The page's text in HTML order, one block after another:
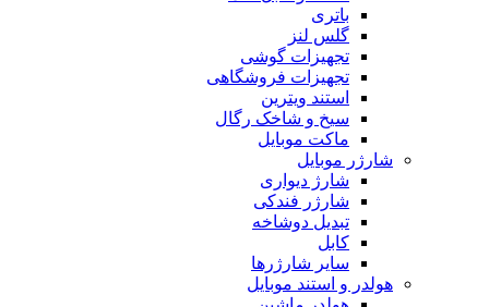
باتری
گلس لنز
تجهیزات گوشی
تجهیزات فروشگاهی
استند ویترین
سیخ و شاخک رگال
ماکت موبایل
شارژر موبایل
شارژ دیواری
شارژر فندکی
تبدیل دوشاخه
کابل
سایر شارژرها
هولدر و استند موبایل